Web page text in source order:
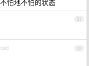
怕地不怕的状态
31
32